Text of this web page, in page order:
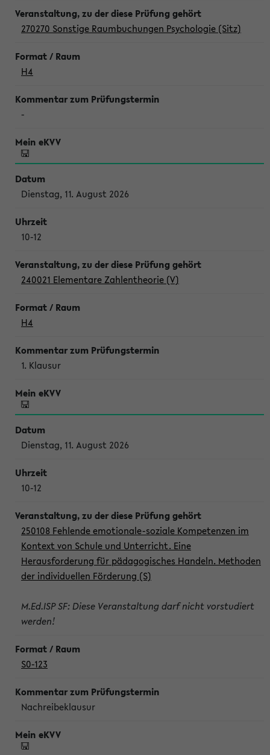
270270 Sonstige Raumbuchungen Psychologie (Sitz)
H4
-
Dienstag, 11. August 2026
10-12
240021 Elementare Zahlentheorie (V)
H4
1. Klausur
Dienstag, 11. August 2026
10-12
250108 Fehlende emotionale-soziale Kompetenzen im
Kontext von Schule und Unterricht. Eine
Herausforderung für pädagogisches Handeln. Methoden
der individuellen Förderung (S)
M.Ed.ISP SF: Diese Veranstaltung darf nicht vorstudiert
werden!
S0-123
Nachreibeklausur